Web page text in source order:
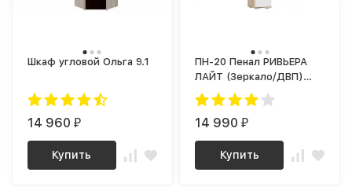
Шкаф угловой Ольга 9.1
14 960₽
Купить
ПН-20 Пенал РИВЬЕРА
ЛАЙТ (Зеркало/ДВП)
ПВХ Белый/ корпус Дуб
Сонома
14 990₽
Купить